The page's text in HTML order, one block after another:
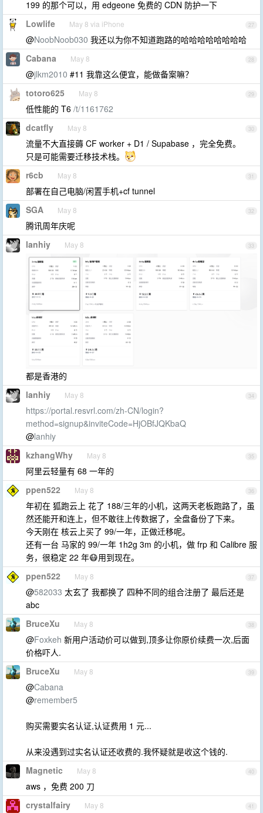
199 的那个可以，用 edgeone 免费的 CDN 防护一下
27
Lowlife May 8 via iPhone
@NoobNoob030 我还以为你不知道跑路的哈哈哈哈哈哈哈哈
28
Cabana May 8
@jlkm2010 #11 我靠这么便宜，能做备案嘛？
29
totoro625 May 8
低性能的 T6 /t/1161762
30
dcatfly May 8
流量不大直接薅 CF worker + D1 / Supabase ，完全免费。
只是可能需要迁移技术栈。
31
r6cb May 8
部署在自己电脑/闲置手机+cf tunnel
32
SGA May 8
腾讯周年庆呢
33
lanhiy May 8
都是香港的
34
lanhiy May 8
https://portal.resvrl.com/zh-CN/login?
method=signup&inviteCode=HjOBfJQKbaQ
@lanhiy
35
kzhangWhy May 8
阿里云轻量有 68 一年的
36
ppen522 May 8
年初在 狐跑云上 花了 188/三年的小机，这两天老板跑路了，虽
然还能开和连上，但不敢往上传数据了，全盘备份了下来。
今天刚在 核云上买了 99/一年，正做迁移呢。
还有一台 马家的 99/一年 1h2g 3m 的小机，做 frp 和 Calibre 服
务，很稳定 22 年😷用到现在。
37
ppen522 May 8
@582033 太玄了 我都换了 四种不同的组合注册了 最后还是
abc
38
BruceXu May 8
@Foxkeh 新用户活动价可以做到,顶多让你原价续费一次,后面
价格吓人.
39
BruceXu May 8
@Cabana
@remember5
购买需要实名认证,认证费用 1 元...
从来没遇到过实名认证还收费的.我怀疑就是收这个钱的.
40
Magnetic May 8
aws ，免费 200 刀
41
crystalfairy May 8